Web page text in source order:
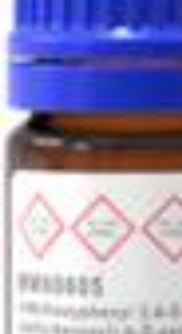
Biologia celular e molecular
Biocidas para incubadoras
Biocidas para banhos de água
Compostos e reagentes bioquímicos
Glicosciência
Bibliotecas de compostos